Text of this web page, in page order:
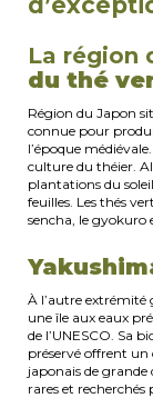
La région
du thé
Région du Japon
connue pour
l’époque
culture du théier.
plantations du
feuilles. Les thés
sencha, le gyokuro
À l’autre extrémité
une île aux eaux
de l’UNESCO. Sa
préservé offrent un
japonais de grande
rares et